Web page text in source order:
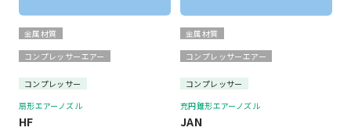
金属材質
コンプレッサーエアー
コンプレッサー
扇形エアーノズル
HF
金属材質
コンプレッサーエアー
コンプレッサー
充円錐形エアーノズル
JAN